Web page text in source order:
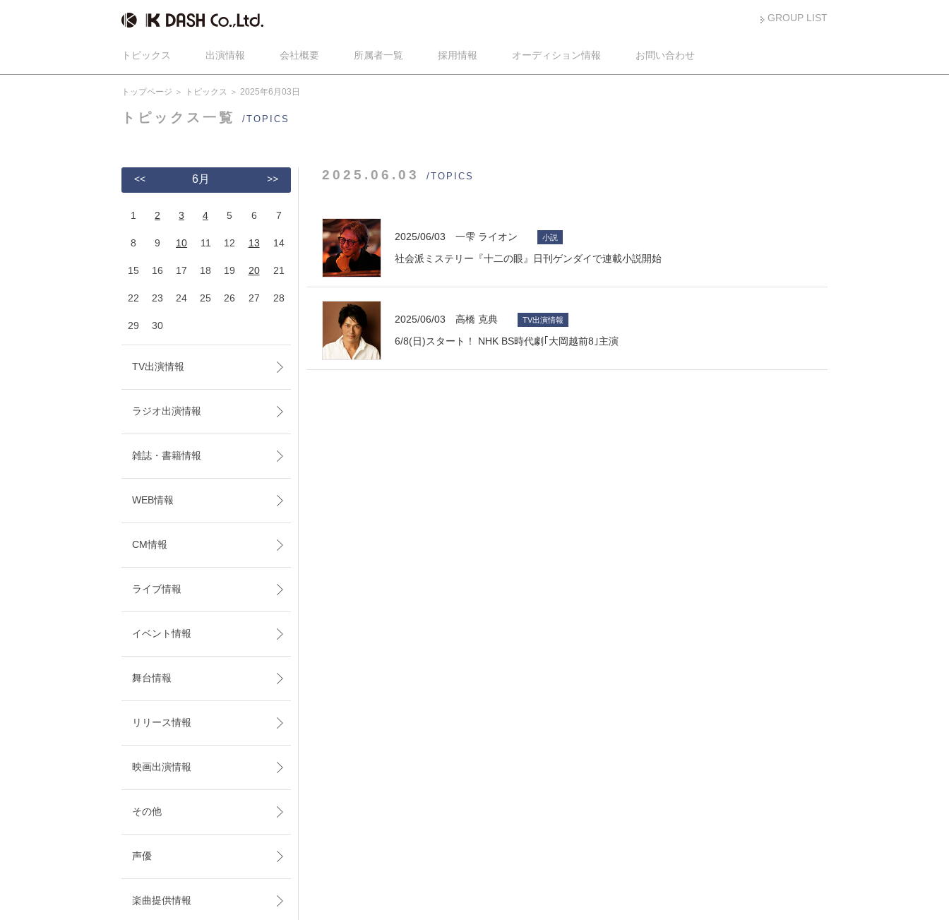
GROUP LIST
トピックス 出演情報 会社概要 所属者一覧 採用情報 オーディション情報 お問い合わせ
トップページ トピックス 2025年6月03日
トピックス一覧 /TOPICS
2025.06.03 /TOPICS
2025/06/03 一雫 ライオン 小説
社会派ミステリー『十二の眼』日刊ゲンダイで連載小説開始
2025/06/03 高橋 克典 TV出演情報
6/8(日)スタート！ NHK BS時代劇｢大岡越前8｣主演
<< 6月 >>
1 2 3 4 5 6 7
8 9 10 11 12 13 14
15 16 17 18 19 20 21
22 23 24 25 26 27 28
29 30
TV出演情報
ラジオ出演情報
雑誌・書籍情報
WEB情報
CM情報
ライブ情報
イベント情報
舞台情報
リリース情報
映画出演情報
その他
声優
楽曲提供情報